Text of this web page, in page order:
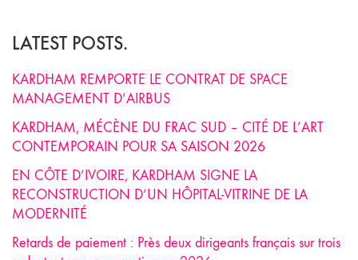
LATEST POSTS.
KARDHAM REMPORTE LE CONTRAT DE SPACE
MANAGEMENT D’AIRBUS
KARDHAM, MÉCÈNE DU FRAC SUD – CITÉ DE L’ART
CONTEMPORAIN POUR SA SAISON 2026
EN CÔTE D’IVOIRE, KARDHAM SIGNE LA
RECONSTRUCTION D’UN HÔPITAL-VITRINE DE LA
MODERNITÉ
Retards de paiement : Près deux dirigeants français sur trois